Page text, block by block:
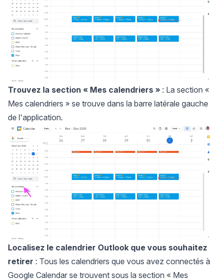
Trouvez la section « Mes calendriers » : La section «
Mes calendriers » se trouve dans la barre latérale gauche
de l'application.
Localisez le calendrier Outlook que vous souhaitez
retirer : Tous les calendriers que vous avez connectés à
Google Calendar se trouvent sous la section « Mes